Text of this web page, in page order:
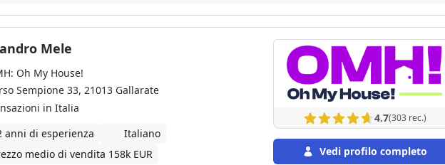
questo Agente. Grazie mille e tanti auguri affinchè la sua attività futura sia brillante !
Mele
Oh My House!
Sempione 33, 21013 Gallarate
in Italia
anni di esperienza
Italiano
medio di vendita 158k EUR
4.7(303 rec.)
Vedi profilo completo